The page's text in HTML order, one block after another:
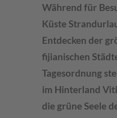
Während für
Küste
Entdecken der
fijianischen
Tagesordnung
im Hinterland
die grüne Seele